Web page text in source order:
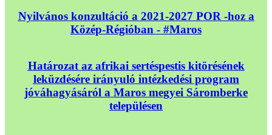
Nyilvános konzultáció a 2021-2027 POR -hoz a
Közép-Régióban - #Maros
Határozat az afrikai sertéspestis kitörésének
leküzdésére irányuló intézkedési program
jóváhagyásáról a Maros megyei Sáromberke
településen